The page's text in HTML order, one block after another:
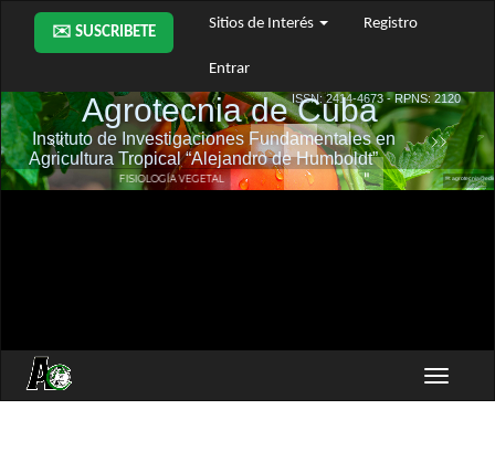
Navegación
principal
Contenido
Barra
lateral
✉️ SUSCRIBETE
Sitios de Interés Registro
Entrar
Toggle